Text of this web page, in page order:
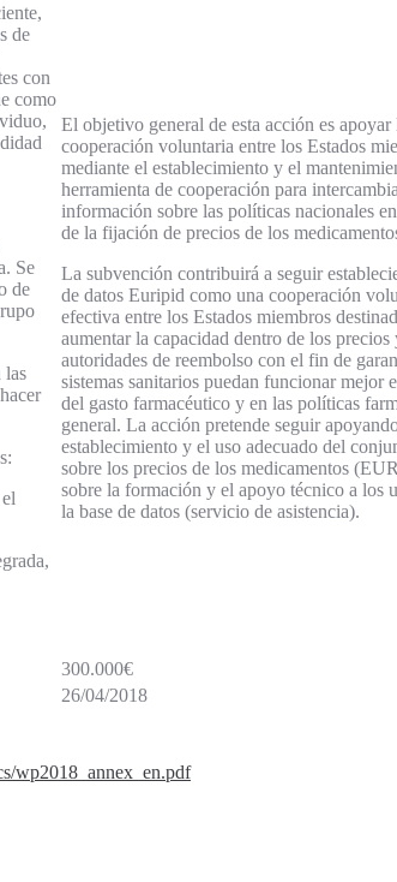
de
con
como
Se
de
las
El objetivo general de esta acción es apoyar
cooperación voluntaria entre los Estados
mediante el establecimiento y el
herramienta de cooperación para
información sobre las políticas nacionales
de la fijación de precios de los
La subvención contribuirá a seguir
de datos Euripid como una cooperación
efectiva entre los Estados miembros
aumentar la capacidad dentro de los precios
autoridades de reembolso con el fin de
sistemas sanitarios puedan funcionar mejor
del gasto farmacéutico y en las políticas
general. La acción pretende seguir
establecimiento y el uso adecuado del
sobre los precios de los medicamentos
sobre la formación y el apoyo técnico a los
la base de datos (servicio de asistencia).
300.000€
26/04/2018
wp2018_annex_en.pdf